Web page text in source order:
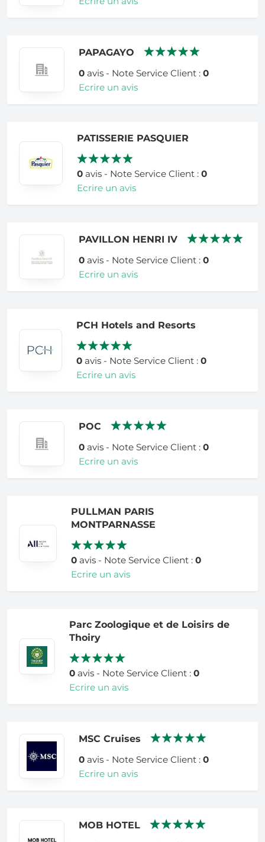
PAPAGAYO
0avis - Note Service Client : 0
Ecrire un avis
PATISSERIE PASQUIER
0 avis - Note Service Client :0
Ecrire un avis
PAVILLON HENRI IV
0avis - Note Service Client : 0
Ecrire un avis
PCH Hotels and Resorts
0avis - Note Service Client : 0
Ecrire un avis
POC
0avis - Note Service Client : 0
Ecrire un avis
PULLMAN PARIS
MONTPARNASSE
0avis - Note Service Client : 0
Ecrire un avis
Parc Zoologique et de Loisirs de
Thoiry
0avis - Note Service Client : 0
Ecrire un avis
MSC Cruises
0avis - Note Service Client : 0
Ecrire un avis
MOB HOTEL